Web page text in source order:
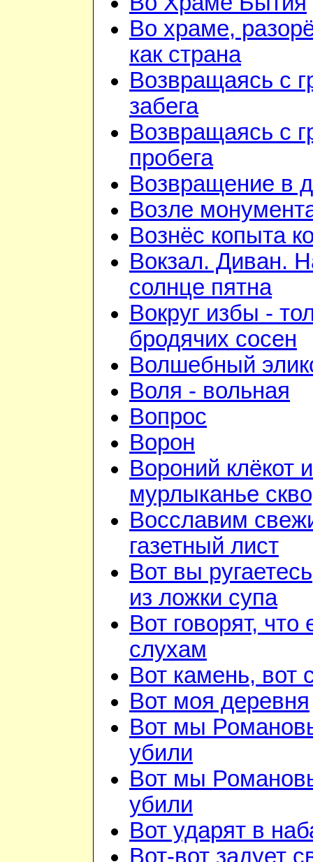
Во храме,
как страна
Возвращаясь с
забега
Возвращаясь с
пробега
Возвращение в
Возле
Вознёс копыта
Вокзал. Диван.
солнце пятна
Вокруг избы -
бродячих сосен
Волшебный
Воля - вольная
Вопрос
Ворон
Вороний клёкот и
мурлыканье
Восславим
газетный лист
Вот вы
из ложки супа
Вот говорят, что
слухам
Вот камень, вот
Вот моя деревня
Вот мы
убили
Вот мы
убили
Вот ударят в
Вот-вот задует